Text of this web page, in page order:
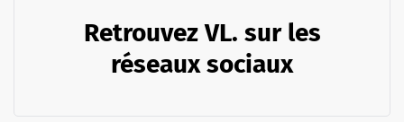
Retrouvez VL. sur les
réseaux sociaux